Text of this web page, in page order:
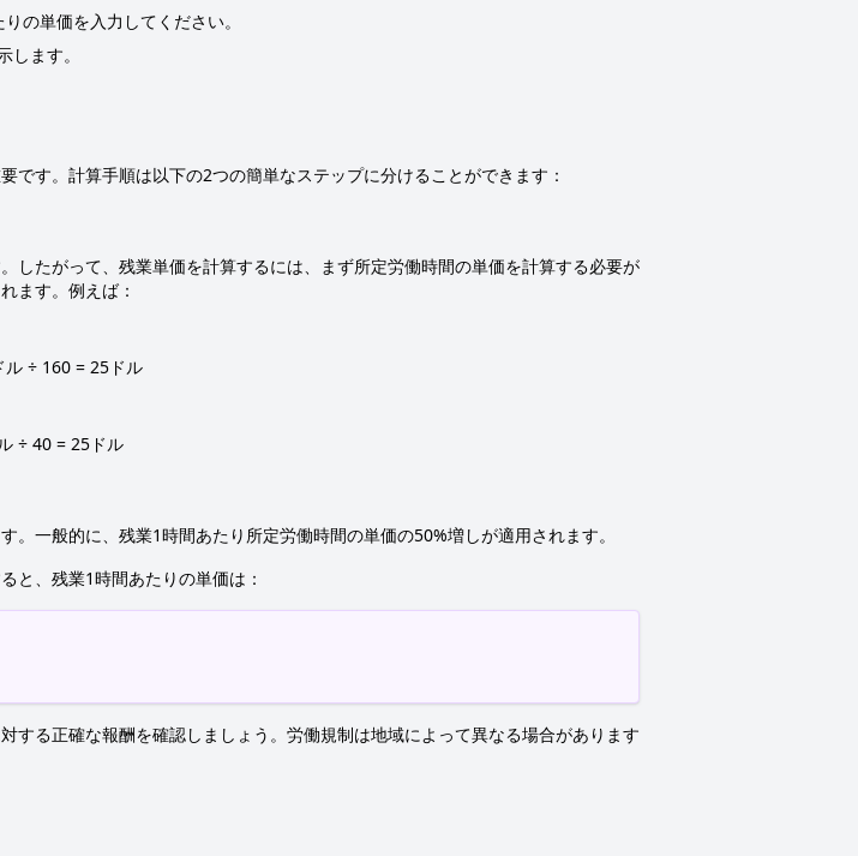
の単価を入力してください。
ます。
す。計算手順は以下の2つの簡単なステップに分けることができます：
したがって、残業単価を計算するには、まず所定労働時間の単価を計算する必要が
ます。例えば：
ル ÷ 160 = 25ドル
÷ 40 = 25ドル
一般的に、残業1時間あたり所定労働時間の単価の50%増しが適用されます。
と、残業1時間あたりの単価は：
する正確な報酬を確認しましょう。労働規制は地域によって異なる場合があります